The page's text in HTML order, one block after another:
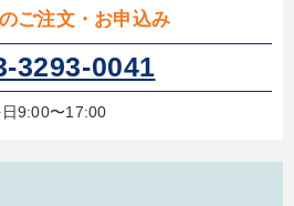
ご注文・お申込み
3293-0041
9:00〜17:00